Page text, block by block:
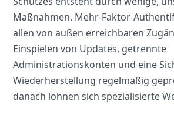
Maßnahmen. Mehr-Faktor-
allen von außen erreichbaren
Einspielen von Updates, getrennte
Administrationskonten und eine
Wiederherstellung regelmäßig
danach lohnen sich spezialisierte